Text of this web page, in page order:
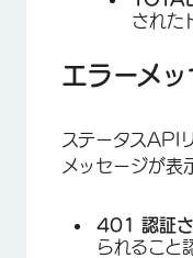
された
エラーメ
ステータスAPI
メッセージが表
401 認証さ
られること